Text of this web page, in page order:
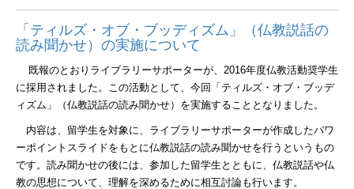
「ティルズ・オブ・ブッディズム」（仏教説話の
読み聞かせ）の実施について
既報のとおりライブラリーサポーターが、 2016年度仏教活動奨学生
に採用されました。この活動として、今回「ティルズ・オブ・ブッデ
ィズム」（仏教説話の読み聞かせ）を実施することとなりました。
内容は、留学生を対象に、ライブラリーサポーターが作成したパワ
ーポイントスライドをもとに仏教説話の読み聞かせを行うというもの
です。読み聞かせの後には、参加した留学生とともに、仏教説話や仏
教の思想について、理解を深めるために相互討論も行います。